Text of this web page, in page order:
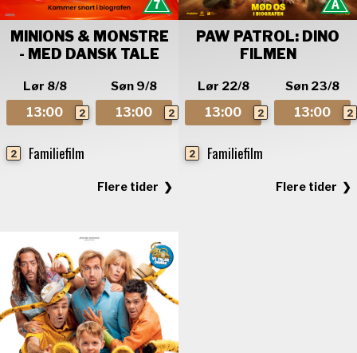
MINIONS & MONSTRE
- MED DANSK TALE
Lør 8/8
13:00 2
Søn 9/8
13:00 2
2 Familiefilm
PAW PATROL: DINO
FILMEN
Lør 22/8
13:00 2
Søn 23/8
13:00 2
2 Familiefilm